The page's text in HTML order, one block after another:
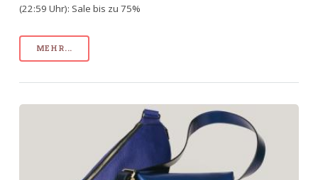
(22:59 Uhr): Sale bis zu 75%
MEHR...